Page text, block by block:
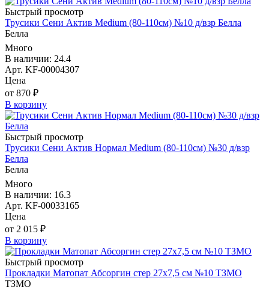
Быстрый просмотр
Трусики Сени Актив Medium (80-110см) №10 д/взр Белла
Белла
Много
В наличии: 24.4
Арт. KF-00004307
Цена
от 870 ₽
В корзину
Быстрый просмотр
Трусики Сени Актив Нормал Medium (80-110см) №30 д/взр
Белла
Белла
Много
В наличии: 16.3
Арт. KF-00033165
Цена
от 2 015 ₽
В корзину
Быстрый просмотр
Прокладки Матопат Абсоргин стер 27х7,5 см №10 ТЗМО
ТЗМО